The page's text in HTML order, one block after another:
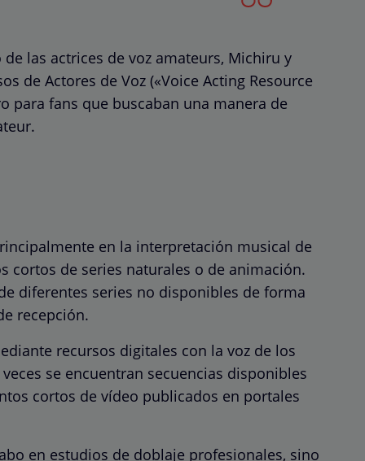
las actrices de voz amateurs, Michiru y
de Actores de Voz («Voice Acting Resource
para fans que buscaban una manera de
en la interpretación musical de
cortos de series naturales o de animación.
diferentes series no disponibles de forma
recepción.
recursos digitales con la voz de los
se encuentran secuencias disponibles
cortos de vídeo publicados en portales
en estudios de doblaje profesionales, sino